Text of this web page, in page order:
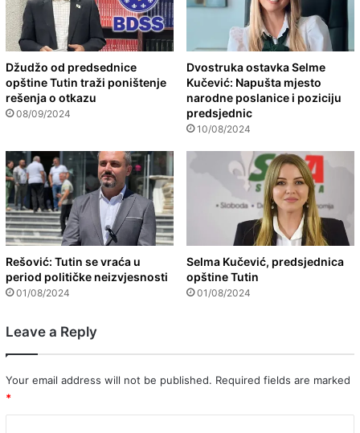
Džudžo od predsednice
opštine Tutin traži poništenje
rešenja o otkazu
08/09/2024
Dvostruka ostavka Selme
Kučević: Napušta mjesto
narodne poslanice i poziciju
predsjednic
10/08/2024
Rešović: Tutin se vraća u
period političke neizvjesnosti
01/08/2024
Selma Kučević, predsjednica
opštine Tutin
01/08/2024
Leave a Reply
Your email address will not be published. Required fields are marked
*